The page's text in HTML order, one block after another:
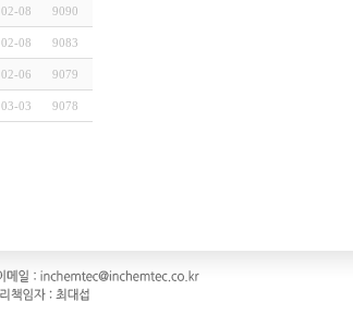
02-08 9090
02-08 9083
02-06 9079
03-03 9078